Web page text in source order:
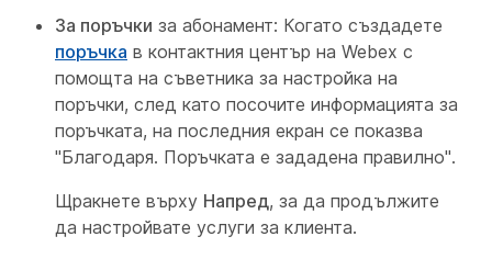
За поръчки за абонамент: Когато създадете
поръчка в контактния център на Webex с
помощта на съветника за настройка на
поръчки, след като посочите информацията за
поръчката, на последния екран се показва
"Благодаря. Поръчката е зададена правилно".
Щракнете върху Напред, за да продължите
да настройвате услуги за клиента.